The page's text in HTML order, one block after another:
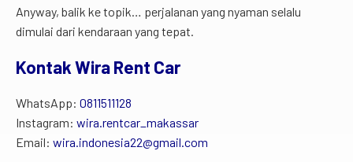
Anyway, balik ke topik… perjalanan yang nyaman selalu
dimulai dari kendaraan yang tepat.
Kontak Wira Rent Car
WhatsApp: 0811511128
Instagram: wira.rentcar_makassar
Email: wira.indonesia22@gmail.com